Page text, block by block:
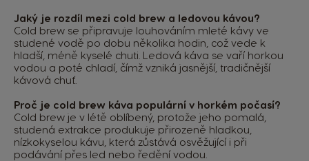
Jaký je rozdíl mezi cold brew a ledovou kávou?
Cold brew se připravuje louhováním mleté kávy ve
studené vodě po dobu několika hodin, což vede k
hladší, méně kyselé chuti. Ledová káva se vaří horkou
vodou a poté chladí, čímž vzniká jasnější, tradičnější
kávová chuť.
Proč je cold brew káva populární v horkém počasí?
Cold brew je v létě oblíbený, protože jeho pomalá,
studená extrakce produkuje přirozeně hladkou,
nízkokyselou kávu, která zůstává osvěžující i při
podávání přes led nebo ředění vodou.